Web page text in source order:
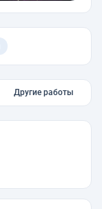
Другие работы